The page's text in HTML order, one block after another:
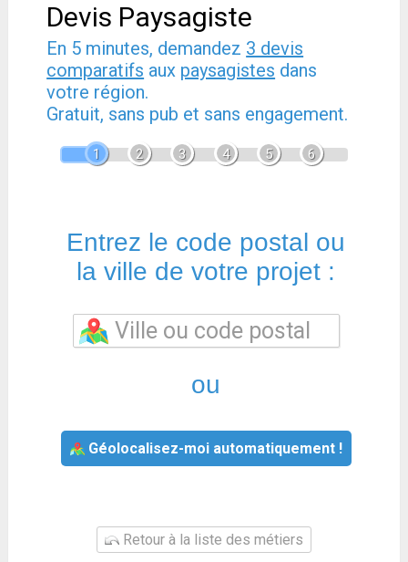
Devis Paysagiste
En 5 minutes, demandez 3 devis
comparatifs aux paysagistes dans
votre région.
Gratuit, sans pub et sans engagement.
1 2 3 4 5 6
Entrez le code postal ou
la ville de votre projet :
ou
Géolocalisez-moi automatiquement !
Retour à la liste des métiers